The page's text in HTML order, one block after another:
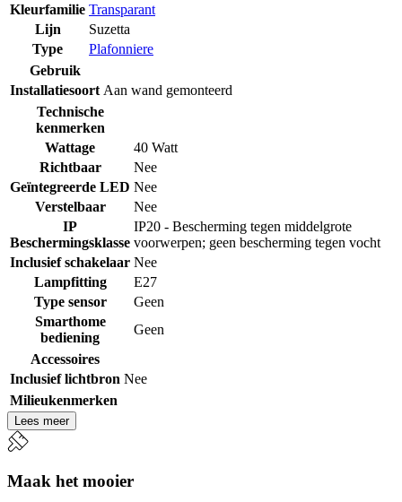
Kleurfamilie Transparant
Lijn
Suzetta
Type
Plafonniere
Gebruik
Installatiesoort Aan wand gemonteerd
Technische
kenmerken
Wattage
40 Watt
Richtbaar
Nee
Geïntegreerde LED Nee
Verstelbaar
Nee
IP
Beschermingsklasse
IP20 - Bescherming tegen middelgrote
voorwerpen; geen bescherming tegen vocht
Inclusief schakelaar Nee
Lampfitting
E27
Type sensor
Geen
Smarthome
bediening
Geen
Accessoires
Inclusief lichtbron Nee
Milieukenmerken
Lees meer
Maak het mooier